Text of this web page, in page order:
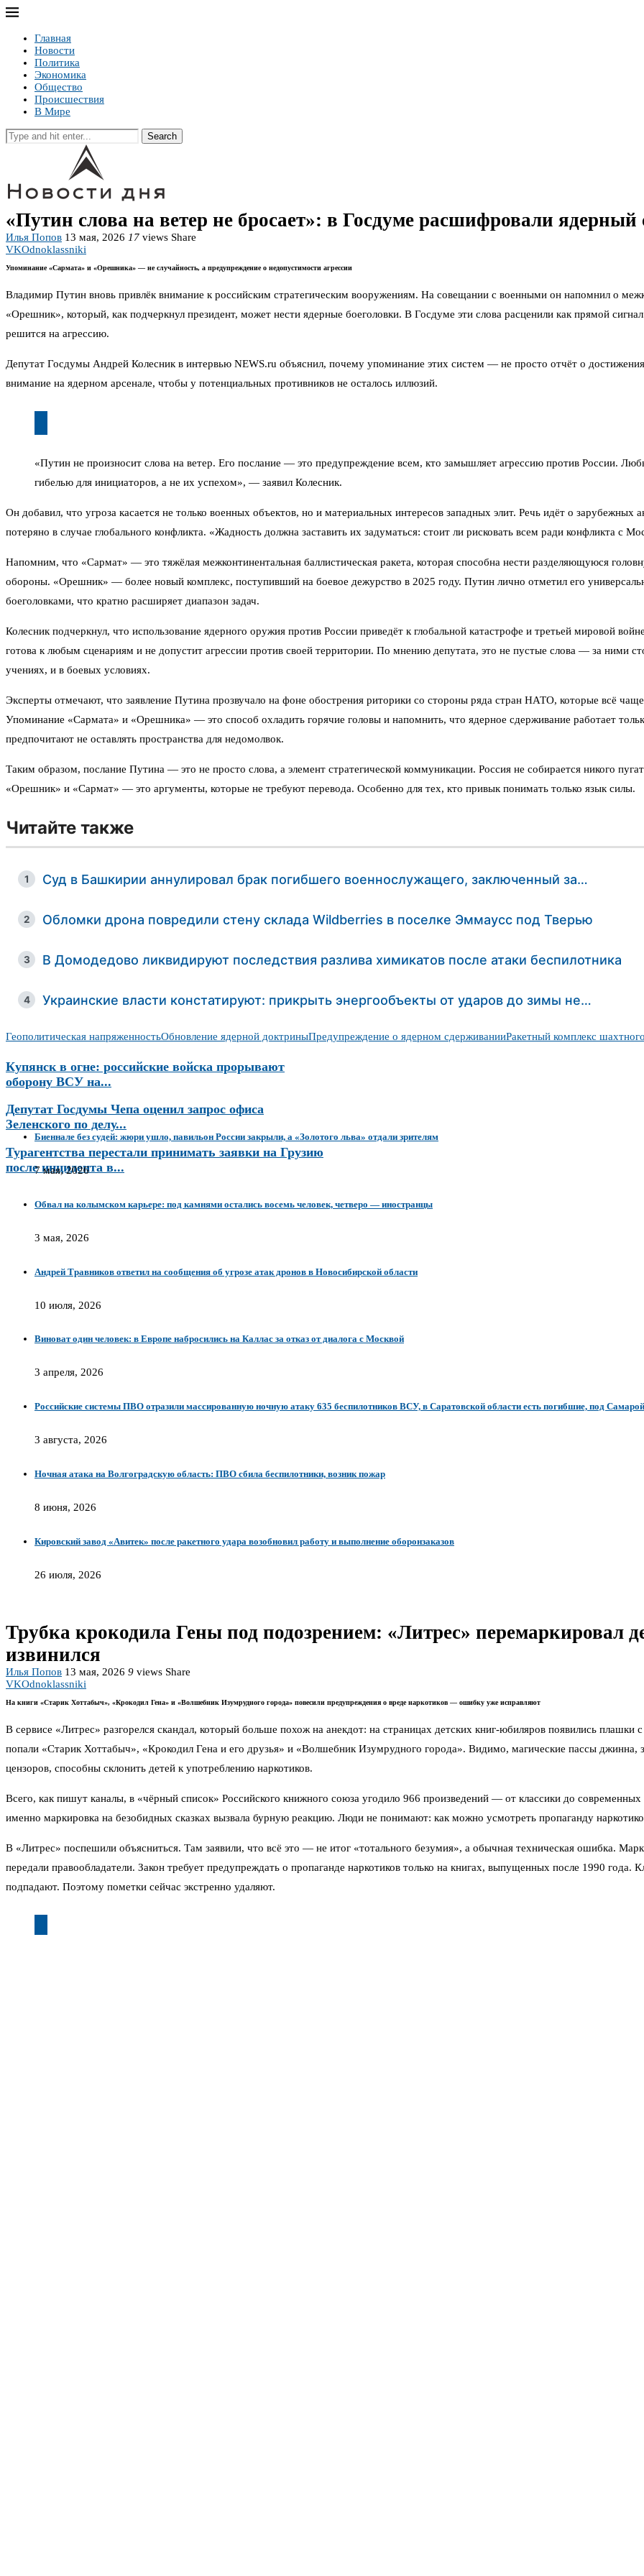
Главная
Новости
Политика
Экономика
Общество
Происшествия
В Мире
Search
«Путин слова на ветер не бросает»: в Госдуме расшифровали ядерный
Илья Попов 13 мая, 2026 17 views Share
VKOdnoklassniki
Упоминание «Сармата» и «Орешника» — не случайность, а предупреждение о недопустимости агрессии
Владимир Путин вновь привлёк внимание к российским стратегическим вооружениям. На совещании с военными он напомнил о
«Орешник», который, как подчеркнул президент, может нести ядерные боеголовки. В Госдуме эти слова расценили как прямой
решится на агрессию.
Депутат Госдумы Андрей Колесник в интервью NEWS.ru объяснил, почему упоминание этих систем — не просто отчёт о
внимание на ядерном арсенале, чтобы у потенциальных противников не осталось иллюзий.
«Путин не произносит слова на ветер. Его послание — это предупреждение всем, кто замышляет агрессию против России.
гибелью для инициаторов, а не их успехом», — заявил Колесник.
Он добавил, что угроза касается не только военных объектов, но и материальных интересов западных элит. Речь идёт о
потеряно в случае глобального конфликта. «Жадность должна заставить их задуматься: стоит ли рисковать всем ради конфликта с
Напомним, что «Сармат» — это тяжёлая межконтинентальная баллистическая ракета, которая способна нести разделяющуюся
обороны. «Орешник» — более новый комплекс, поступивший на боевое дежурство в 2025 году. Путин лично отметил его
боеголовками, что кратно расширяет диапазон задач.
Колесник подчеркнул, что использование ядерного оружия против России приведёт к глобальной катастрофе и третьей мировой
готова к любым сценариям и не допустит агрессии против своей территории. По мнению депутата, это не пустые слова — за ними
учениях, и в боевых условиях.
Эксперты отмечают, что заявление Путина прозвучало на фоне обострения риторики со стороны ряда стран НАТО, которые всё
Упоминание «Сармата» и «Орешника» — это способ охладить горячие головы и напомнить, что ядерное сдерживание работает
предпочитают не оставлять пространства для недомолвок.
Таким образом, послание Путина — это не просто слова, а элемент стратегической коммуникации. Россия не собирается никого
«Орешник» и «Сармат» — это аргументы, которые не требуют перевода. Особенно для тех, кто привык понимать только язык силы.
Читайте также
1 Суд в Башкирии аннулировал брак погибшего военнослужащего, заключенный за…
2 Обломки дрона повредили стену склада Wildberries в поселке Эммаусс под Тверью
3 В Домодедово ликвидируют последствия разлива химикатов после атаки беспилотника
4 Украинские власти констатируют: прикрыть энергообъекты от ударов до зимы не…
Геополитическая напряженностьОбновление ядерной доктриныПредупреждение о ядерном сдерживанииРакетный комплекс
Купянск в огне: российские войска прорывают
оборону ВСУ на...
Депутат Госдумы Чепа оценил запрос офиса
Зеленского по делу...
Турагентства перестали принимать заявки на Грузию
после инцидента в...
Биеннале без судей: жюри ушло, павильон России закрыли, а «Золотого льва» отдали зрителям
7 мая, 2026
Обвал на колымском карьере: под камнями остались восемь человек, четверо — иностранцы
3 мая, 2026
Андрей Травников ответил на сообщения об угрозе атак дронов в Новосибирской области
10 июля, 2026
Виноват один человек: в Европе набросились на Каллас за отказ от диалога с Москвой
3 апреля, 2026
Российские системы ПВО отразили массированную ночную атаку 635 беспилотников ВСУ, в Саратовской области есть погибшие, под
3 августа, 2026
Ночная атака на Волгоградскую область: ПВО сбила беспилотники, возник пожар
8 июня, 2026
Кировский завод «Авитек» после ракетного удара возобновил работу и выполнение оборонзаказов
26 июля, 2026
Трубка крокодила Гены под подозрением: «Литрес» перемаркировал
извинился
Илья Попов 13 мая, 2026 9 views Share
VKOdnoklassniki
На книги «Старик Хоттабыч», «Крокодил Гена» и «Волшебник Изумрудного города» повесили предупреждения о вреде наркотиков — ошибку уже исправляют
В сервисе «Литрес» разгорелся скандал, который больше похож на анекдот: на страницах детских книг-юбиляров появились
попали «Старик Хоттабыч», «Крокодил Гена и его друзья» и «Волшебник Изумрудного города». Видимо, магические пассы
цензоров, способны склонить детей к употреблению наркотиков.
Всего, как пишут каналы, в «чёрный список» Российского книжного союза угодило 966 произведений — от классики до
именно маркировка на безобидных сказках вызвала бурную реакцию. Люди не понимают: как можно усмотреть пропаганду
В «Литрес» поспешили объясниться. Там заявили, что всё это — не итог «тотального безумия», а обычная техническая ошибка.
передали правообладатели. Закон требует предупреждать о пропаганде наркотиков только на книгах, выпущенных после 1990 года.
подпадают. Поэтому пометки сейчас экстренно удаляют.